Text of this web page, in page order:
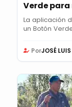
Verde
La aplicación
un Botón
PorJOSÉ